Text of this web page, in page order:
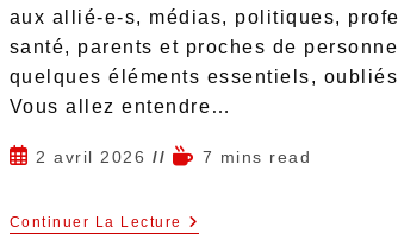
aux allié-e-s, médias, politiques,
santé, parents et proches de
quelques éléments essentiels,
Vous allez entendre…
2 avril 2026 7 mins read
Continuer La Lecture